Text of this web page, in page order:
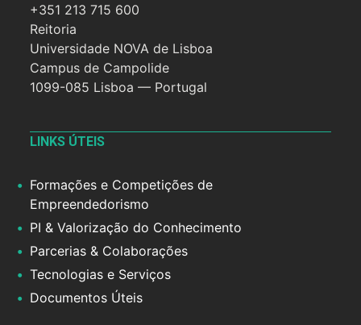
+351 213 715 600
Reitoria
Universidade NOVA de Lisboa
Campus de Campolide
1099-085 Lisboa — Portugal
LINKS ÚTEIS
Formações e Competições de
Empreendedorismo
PI & Valorização do Conhecimento
Parcerias & Colaborações
Tecnologias e Serviços
Documentos Úteis